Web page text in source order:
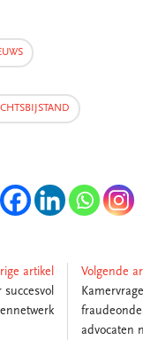
artikel
succesvol
Volgende
advocaten